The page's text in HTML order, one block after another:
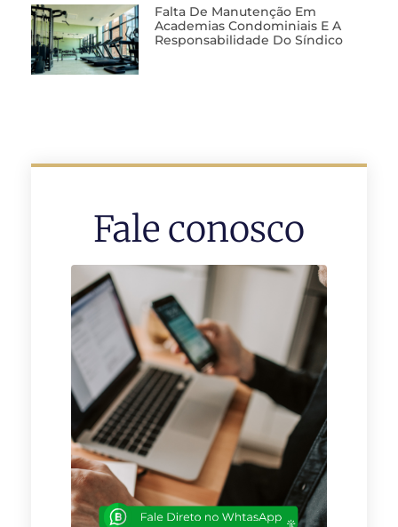
Falta De Manutenção Em
Academias Condominiais E A
Responsabilidade Do Síndico
Fale conosco